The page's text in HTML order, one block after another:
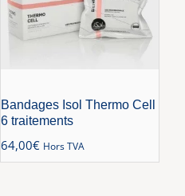
Bandages Isol Thermo Cell
6 traitements
64,00€ Hors TVA